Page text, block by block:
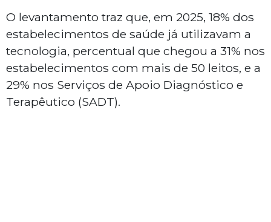
O levantamento traz que, em 2025, 18% dos
estabelecimentos de saúde já utilizavam a
tecnologia, percentual que chegou a 31% nos
estabelecimentos com mais de 50 leitos, e a
29% nos Serviços de Apoio Diagnóstico e
Terapêutico (SADT).